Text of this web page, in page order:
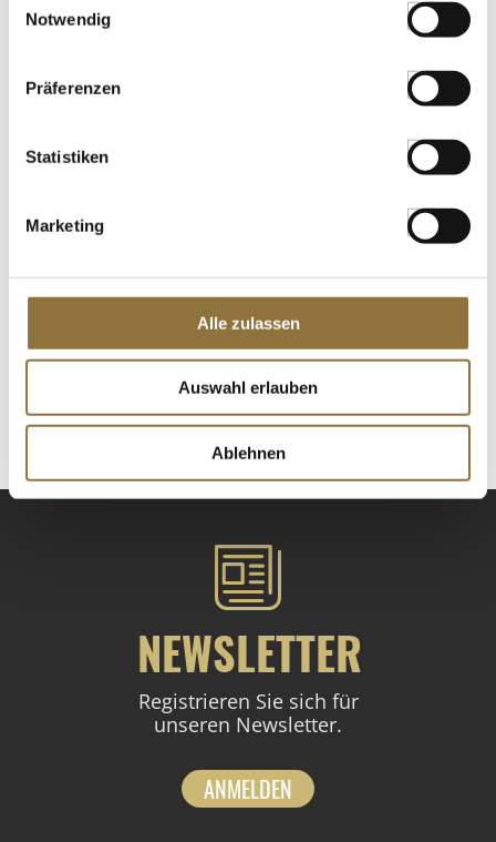
Notwendig
Präferenzen
Statistiken
Marketing
Alle zulassen
Auswahl erlauben
Ablehnen
€ 7,98
St.
LEBENSMITTELKENNZEICHNUNGEN
€ 189,50/ kg
St.
NEWSLETTER
Registrieren Sie sich für
unseren Newsletter.
ANMELDEN